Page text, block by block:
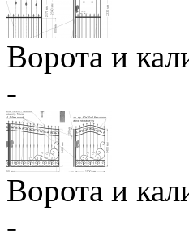
Ворота и
-
Ворота и
-